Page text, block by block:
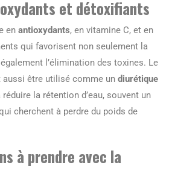
et détoxifiants
en antioxydants, en vitamine C, et en
qui favorisent non seulement la
l’élimination des toxines. Le
aussi être utilisé comme un diurétique
la rétention d’eau, souvent un
cherchent à perdre du poids de
à prendre avec la